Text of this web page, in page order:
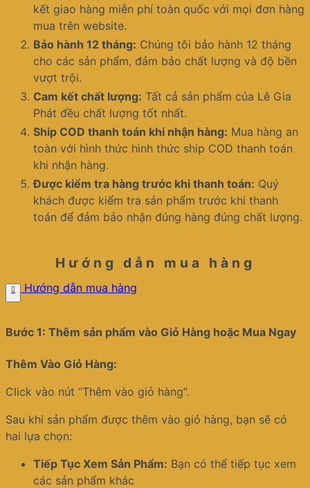
kết giao hàng miễn phí toàn quốc với mọi đơn hàng
mua trên website.
Bảo hành 12 tháng: Chúng tôi bảo hành 12 tháng
cho các sản phẩm, đảm bảo chất lượng và độ bền
vượt trội.
Cam kết chất lượng: Tất cả sản phẩm của Lê Gia
Phát đều chất lượng tốt nhất.
Ship COD thanh toán khi nhận hàng: Mua hàng an
toàn với hình thức hình thức ship COD thanh toán
khi nhận hàng.
Được kiểm tra hàng trước khi thanh toán: Quý
khách được kiểm tra sản phẩm trước khi thanh
toán để đảm bảo nhận đúng hàng đúng chất lượng.
Hướng dẫn mua hàng
Hướng dẫn mua hàng
Bước 1: Thêm sản phẩm vào Giỏ Hàng hoặc Mua Ngay
Thêm Vào Giỏ Hàng:
Click vào nút “Thêm vào giỏ hàng”.
Sau khi sản phẩm được thêm vào giỏ hàng, bạn sẽ có
hai lựa chọn:
Tiếp Tục Xem Sản Phẩm: Bạn có thể tiếp tục xem
các sản phẩm khác